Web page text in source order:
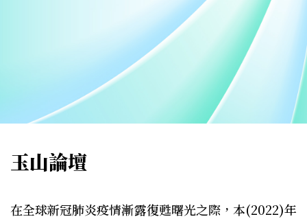
玉山論壇
在全球新冠肺炎疫情漸露復甦曙光之際，本(2022)年